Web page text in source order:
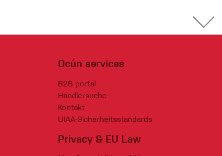
Ocún services
B2B portal
Händlersuche
Kontakt
UIAA-Sicherheitsstandards
Privacy & EU Law